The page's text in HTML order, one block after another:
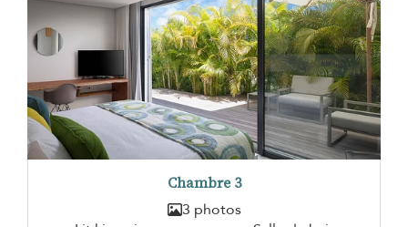
Chambre 3
3 photos